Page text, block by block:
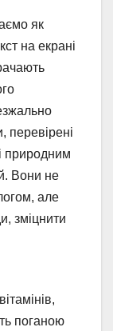
як
на екрані
перевірені
природним
Вони не
але
зміцнити
поганою